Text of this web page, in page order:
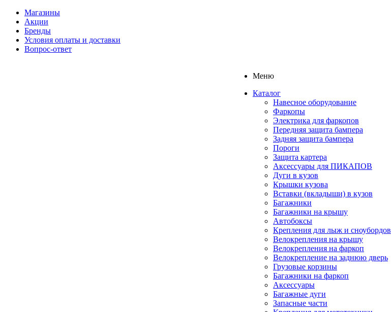
Магазины
Акции
Бренды
Условия оплаты и доставки
Вопрос-ответ
Меню
Каталог
Навесное оборудование
Фаркопы
Электрика для фаркопов
Передняя защита бампера
Задняя защита бампера
Пороги
Защита картера
Аксессуары для ПИКАПОВ
Дуги в кузов
Крышки кузова
Вставки (вкладыши) в кузов
Багажники
Багажники на крышу
Автобоксы
Крепления для лыж и сноубордов
Велокрепления на крышу
Велокрепления на фаркоп
Велокрепление на заднюю дверь
Грузовые корзины
Багажники на фаркоп
Аксессуары
Багажные дуги
Запасные части